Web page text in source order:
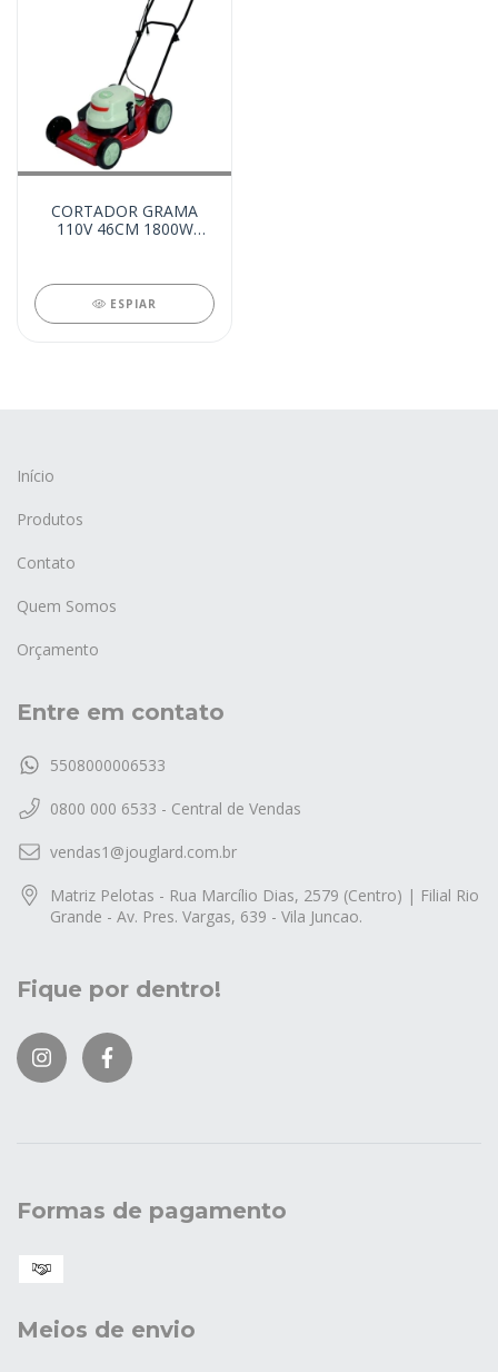
CORTADOR GRAMA
110V 46CM 1800W
ESPIAR
Início
Produtos
Contato
Quem Somos
Orçamento
Entre em contato
5508000006533
0800 000 6533 - Central de Vendas
vendas1@jouglard.com.br
Matriz Pelotas - Rua Marcílio Dias, 2579 (Centro) | Filial Rio
Grande - Av. Pres. Vargas, 639 - Vila Juncao.
Fique por dentro!
Formas de pagamento
Meios de envio